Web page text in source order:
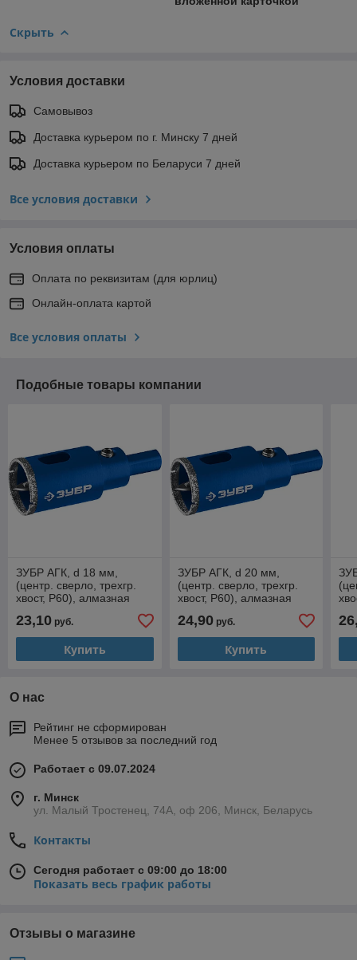
Скрыть
Условия доставки
Самовывоз
Доставка курьером по г. Минску 7 дней
Доставка курьером по Беларуси 7 дней
Все условия доставки
Условия оплаты
Оплата по реквизитам (для юрлиц)
Онлайн-оплата картой
Все условия оплаты
Подобные товары компании
ЗУБР АГК, d 18 мм,
(центр. сверло, трехгр.
хвост, Р60), алмазная
коронка, Профессионал
(29850-18)
23,10 руб.
Купить
ЗУБР АГК, d 20 мм,
(центр. сверло, трехгр.
хвост, Р60), алмазная
коронка, Профессионал
(29850-20)
24,90руб.
Купить
О нас
Рейтинг не сформирован
Менее 5 отзывов за последний год
Работает с 09.07.2024
г. Минск
ул. Малый Тростенец, 74А, оф 206, Минск, Беларусь
Контакты
Сегодня работает с 09:00 до 18:00
Показать весь график работы
Отзывы о магазине